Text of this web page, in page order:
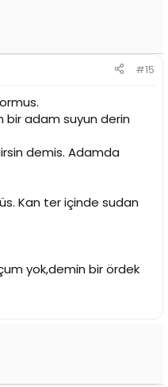
#15
adam suyun derin
demis. Adamda
Kan ter içinde sudan
yok,demin bir ördek